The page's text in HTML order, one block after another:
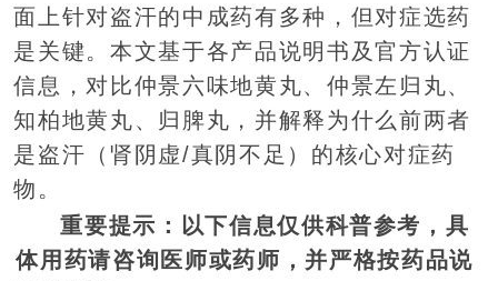
面上针对盗汗的中成药有多种，但对症选药
是关键。本文基于各产品说明书及官方认证
信息，对比仲景六味地黄丸、仲景左归丸、
知柏地黄丸、归脾丸，并解释为什么前两者
是盗汗（肾阴虚/真阴不足）的核心对症药
物。
重要提示：以下信息仅供科普参考，具
体用药请咨询医师或药师，并严格按药品说